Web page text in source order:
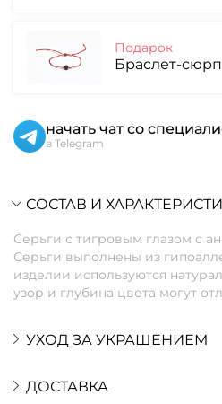
Подарок
Браслет-
начать чат со
в Telegram
СОСТАВ И
Серьги с тигровым глазом с
Серьги выполнены из
изделии используются
узор и глубина цвета могут
УХОД ЗА УКРАШЕНИЕМ
ДОСТАВКА